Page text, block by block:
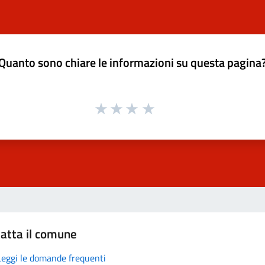
sono chiare le informazioni su questa
il comune
le domande frequenti